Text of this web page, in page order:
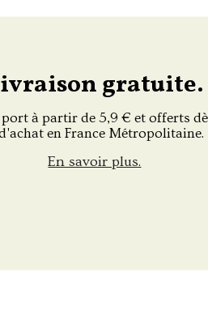
gratuite.
port à partir de 5,9 € et offerts
en France Métropolitaine.
En savoir plus.